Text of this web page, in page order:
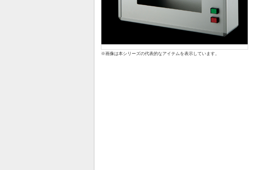
※画像は本シリーズの代表的なアイテムを表示しています。